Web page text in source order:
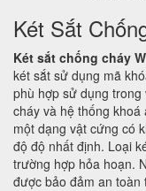
Két Sắt
Két sắt chống cháy
két sắt sử dụng mã
phù hợp sử dụng
cháy và hệ thống
một dạng vật cứng có
độ độ nhất định. Loại
trường hợp hỏa hoạn.
được bảo đảm an toàn